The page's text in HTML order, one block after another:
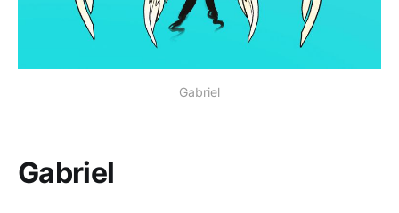
Gabriel
Gabriel